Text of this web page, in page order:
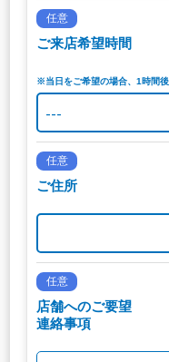
任意
ご来店希望時間
※当日をご希望の場合、1時間
任意
ご住所
任意
店舗へのご要望
連絡事項